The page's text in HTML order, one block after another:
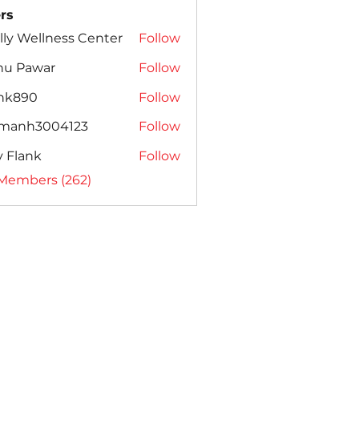
Wellness Center
Follow
Pawar
Follow
Follow
Follow
Flank
Follow
(262)